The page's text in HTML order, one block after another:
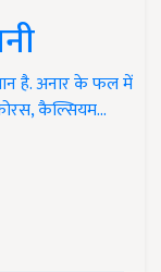
है. अनार के फल में
कैल्सियम…